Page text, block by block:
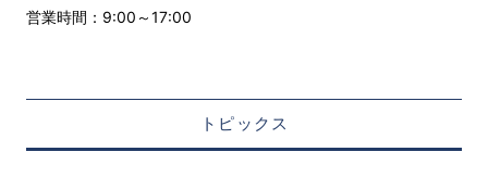
営業時間：9:00～17:00
トピックス